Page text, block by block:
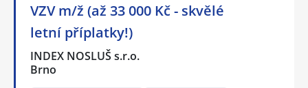
VZV m/ž (až 33 000 Kč - skvělé
letní příplatky!)
INDEX NOSLUŠ s.r.o.
Brno